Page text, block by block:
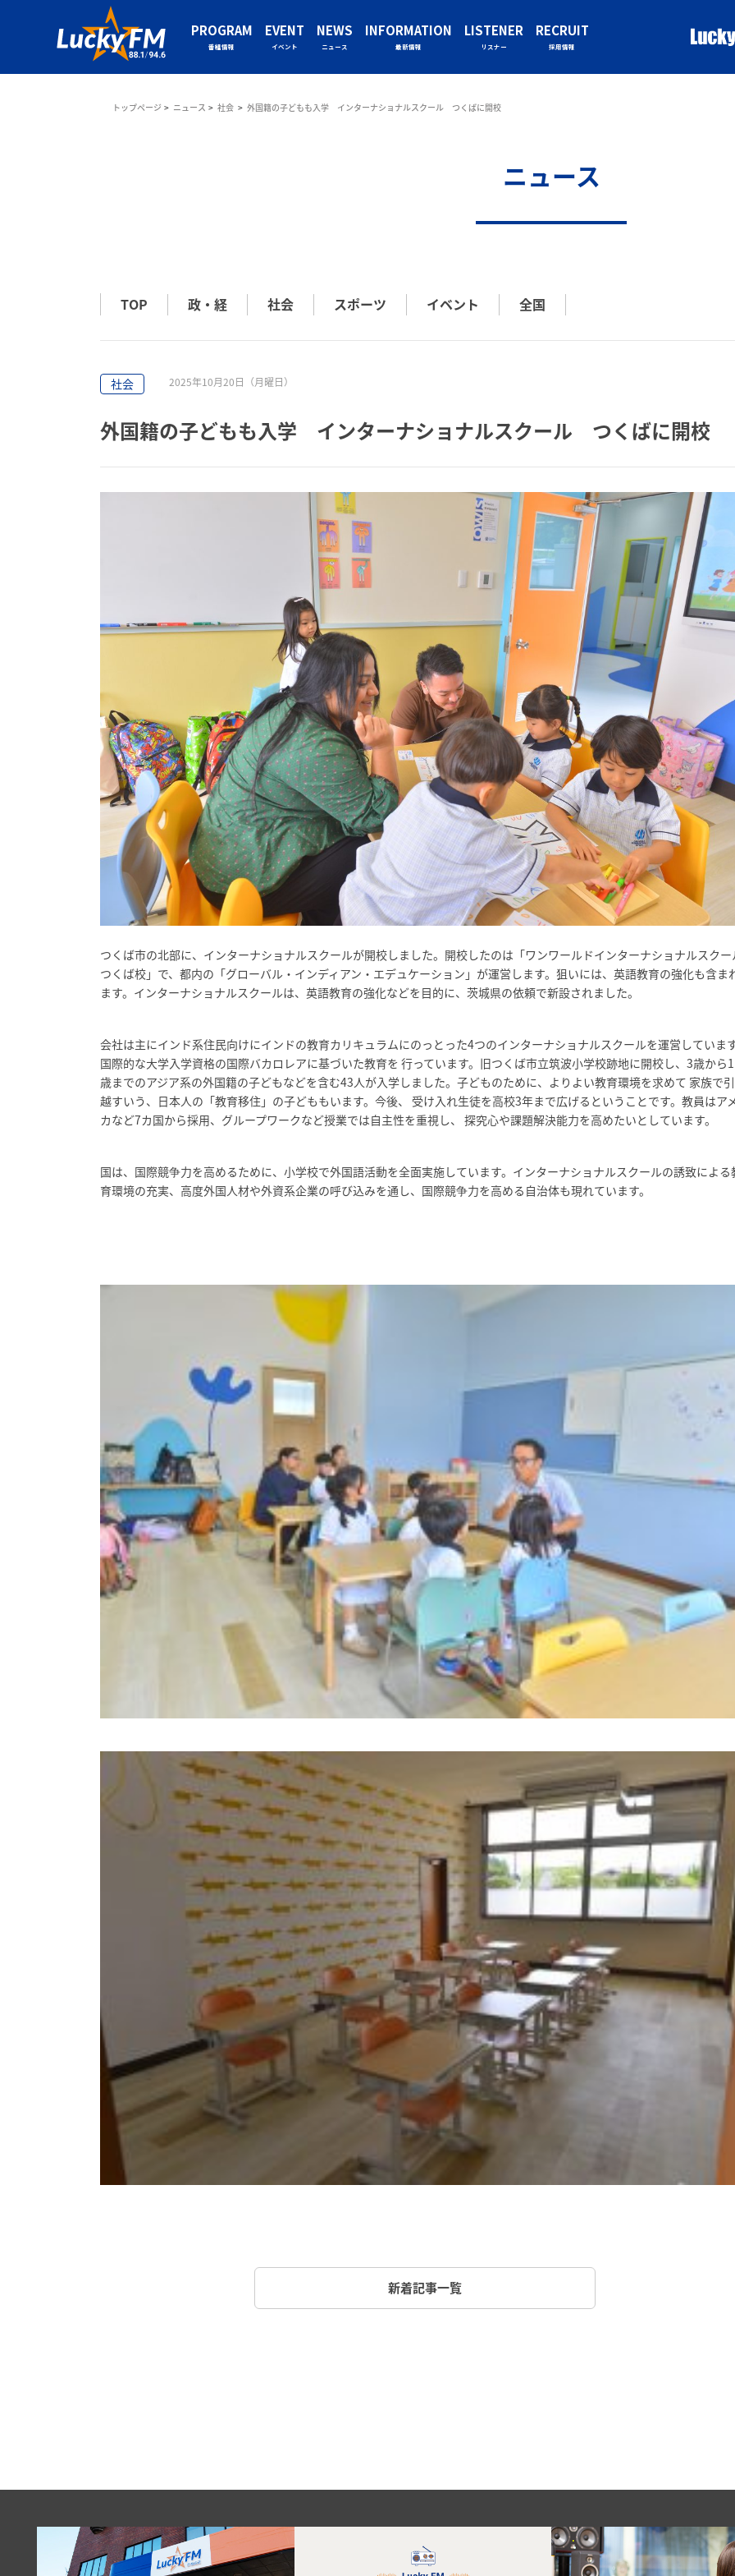
PROGRAM
番組情報
EVENT
イベント
NEWS
ニュース
INFORMATION
最新情報
LISTENER
リスナー
RECRUIT
採用情報
トップページ ニュース 社会 外国籍の子どもも入学 インターナショナルスクール つくばに開校
ニュース
TOP 政・経 社会 スポーツ イベント 全国
社会 2025年10月20日（月曜日）
外国籍の子どもも入学 インターナショナルスクール つくばに開校
つくば市の北部に、インターナショナルスクールが開校しました。開校したのは「ワンワールドインターナショナルスクー
つくば校」で、都内の「グローバル・インディアン・エデュケーション」が運営します。狙いには、英語教育の強化も含ま
ます。インターナショナルスクールは、英語教育の強化などを目的に、茨城県の依頼で新設されました。
会社は主にインド系住民向けにインドの教育カリキュラムにのっとった4つのインターナショナルスクールを運営していま
国際的な大学入学資格の国際バカロレアに基づいた教育を 行っています。旧つくば市立筑波小学校跡地に開校し、3歳から
歳までのアジア系の外国籍の子どもなどを含む43人が入学しました。子どものために、よりよい教育環境を求めて 家族で
越すいう、日本人の「教育移住」の子どももいます。今後、 受け入れ生徒を高校3年まで広げるということです。教員はア
カなど7カ国から採用、グループワークなど授業では自主性を重視し、 探究心や課題解決能力を高めたいとしています。
国は、国際競争力を高めるために、小学校で外国語活動を全面実施しています。インターナショナルスクールの誘致による
育環境の充実、高度外国人材や外資系企業の呼び込みを通し、国際競争力を高める自治体も現れています。
新着記事一覧